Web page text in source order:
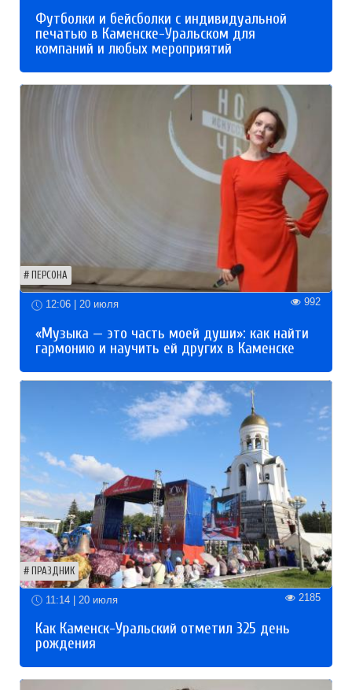
Футболки и бейсболки с индивидуальной
печатью в Каменске-Уральском для
компаний и любых мероприятий
ПЕРСОНА
12:06 | 20 июля 992
«Музыка — это часть моей души»: как найти
гармонию и научить ей других в Каменске
ПРАЗДНИК
11:14 | 20 июля 2185
Как Каменск-Уральский отметил 325 день
рождения